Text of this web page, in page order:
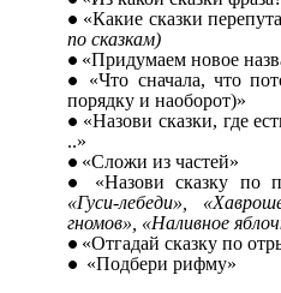
«Какие сказки
по сказкам)
«Придумаем новое
«Что сначала, что
порядку и наоборот)»
«Назови сказки, где
..»
«Сложи из частей»
«Назови сказку по
«Гуси-лебеди»,
гномов», «Наливное
«Отгадай сказку по
«Подбери рифму»